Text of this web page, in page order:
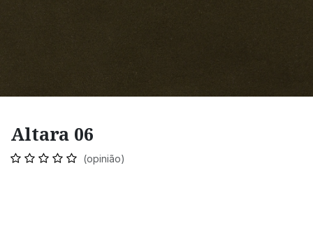
Altara 06
(opinião)